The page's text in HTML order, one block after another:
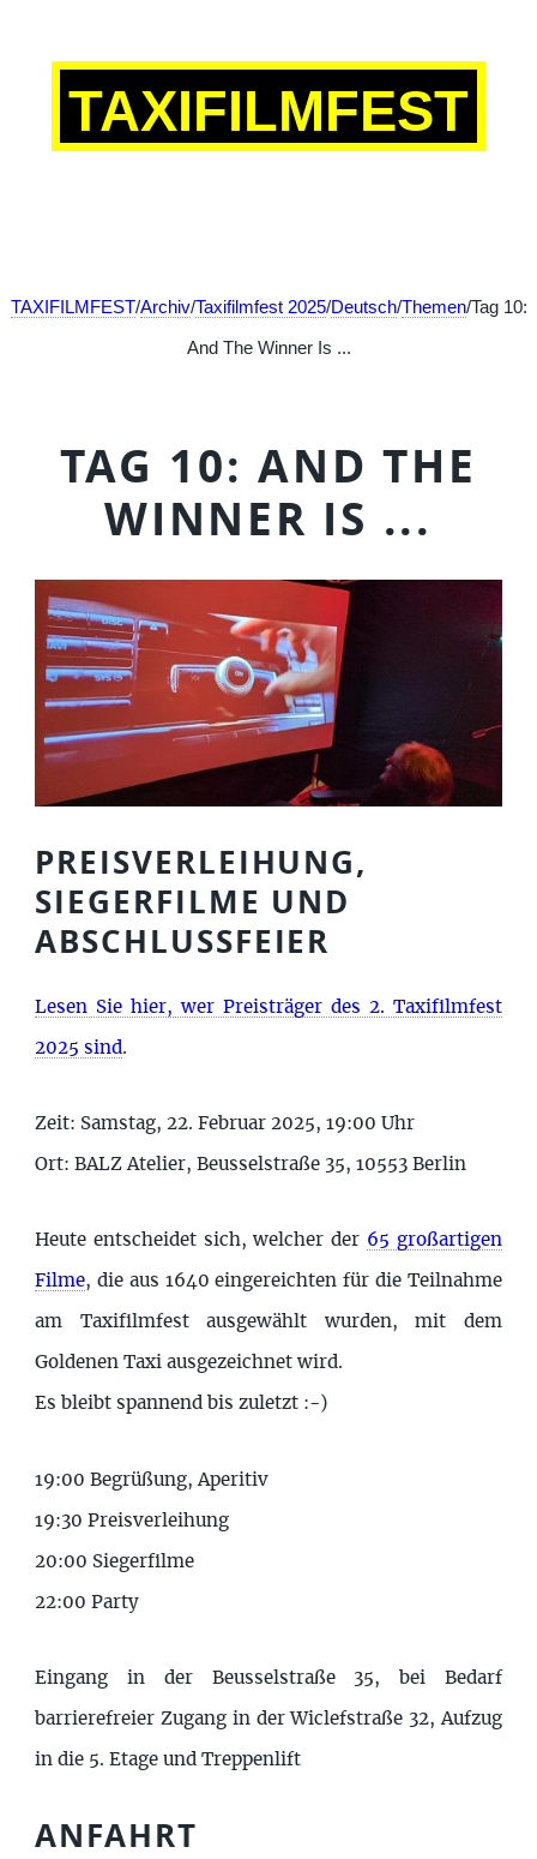
TAXIFILMFEST
TAXIFILMFEST/Archiv/Taxifilmfest 2025/Deutsch/Themen/Tag 10:
And The Winner Is ...
TAG 10: AND THE
WINNER IS ...
PREISVERLEIHUNG,
SIEGERFILME UND
ABSCHLUSSFEIER
Lesen Sie hier, wer Preisträger des 2. Taxifilmfest
2025 sind .
Zeit: Samstag, 22. Februar 2025, 19:00 Uhr
Ort: BALZ Atelier, Beusselstraße 35, 10553 Berlin
Heute entscheidet sich, welcher der 65 großartigen
Filme, die aus 1640 eingereichten für die Teilnahme
am Taxifilmfest ausgewählt wurden, mit dem
Goldenen Taxi ausgezeichnet wird.
Es bleibt spannend bis zuletzt :-)
19:00 Begrüßung, Aperitiv
19:30 Preisverleihung
20:00 Siegerfilme
22:00 Party
Eingang in der Beusselstraße 35, bei Bedarf
barrierefreier Zugang in der Wiclefstraße 32, Aufzug
in die 5. Etage und Treppenlift
ANFAHRT